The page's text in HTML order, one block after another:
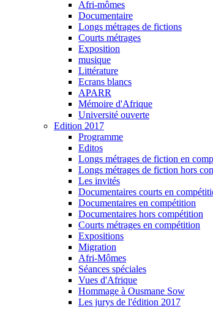
Afri-mômes
Documentaire
Longs métrages de fictions
Courts métrages
Exposition
musique
Littérature
Ecrans blancs
APARR
Mémoire d'Afrique
Université ouverte
Edition 2017
Programme
Editos
Longs métrages de fiction en
Longs métrages de fiction hors
Les invités
Documentaires courts en
Documentaires en compétition
Documentaires hors compétition
Courts métrages en compétition
Expositions
Migration
Afri-Mômes
Séances spéciales
Vues d'Afrique
Hommage à Ousmane Sow
Les jurys de l'édition 2017